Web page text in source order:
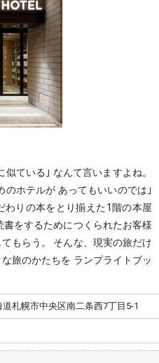
ている｣ なんて言いますよね。
のホテルが あってもいいのでは｣
わりの本をとり揃えた1階の本屋
をするためにつくられたお客様
もらう。 そんな、現実の旅だけ
旅のかたちを ランプライトブッ
道札幌市中央区南二条西7丁目5-1